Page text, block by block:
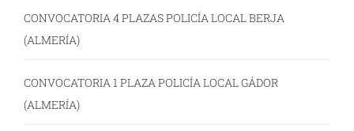
CONVOCATORIA 4 PLAZAS POLICÍA LOCAL BERJA
(ALMERÍA)
CONVOCATORIA 1 PLAZA POLICÍA LOCAL GÁDOR
(ALMERÍA)